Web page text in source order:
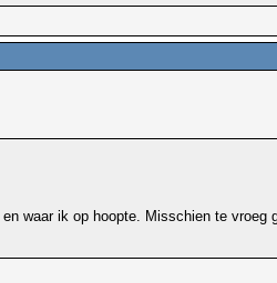
waar ik op hoopte. Misschien te vroeg